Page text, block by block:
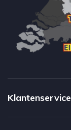
Klantenservice